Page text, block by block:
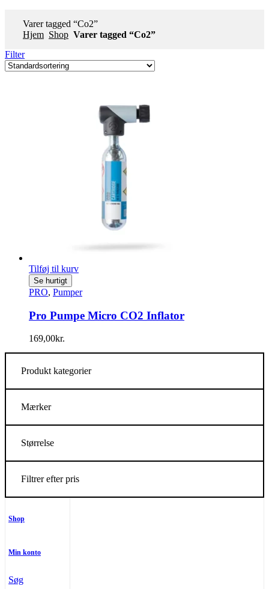
Varer tagged “Co2”
Hjem Shop Varer tagged “Co2”
Filter
Tilføj til kurv
Se hurtigt
PRO, Pumper
Pro Pumpe Micro CO2 Inflator
169,00kr.
Produkt kategorier
Mærker
Størrelse
Filtrer efter pris
Shop
Min konto
Søg